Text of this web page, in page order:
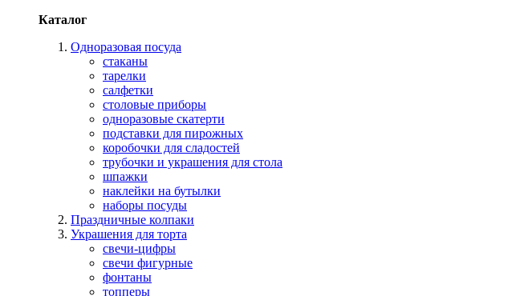
Каталог
Одноразовая посуда
стаканы
тарелки
салфетки
столовые приборы
одноразовые скатерти
подставки для пирожных
коробочки для сладостей
трубочки и украшения для стола
шпажки
наклейки на бутылки
наборы посуды
Праздничные колпаки
Украшения для торта
свечи-цифры
свечи фигурные
фонтаны
топперы